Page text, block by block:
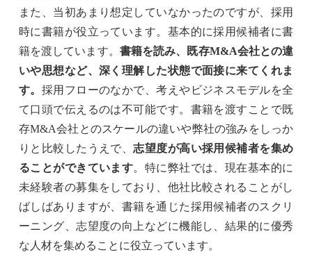
また、当初あまり想定していなかったのですが、採用
時に書籍が役立っています。基本的に採用候補者に書
籍を渡しています。 書籍を読み、既存M&A会社との違
いや思想など、深く理解した状態で面接に来てくれま
す。 採用フローのなかで、考えやビジネスモデルを全
て口頭で伝えるのは不可能です。書籍を渡すことで既
存M&A会社とのスケールの違いや弊社の強みをしっか
りと比較したうえで、志望度が高い採用候補者を集め
ることができています。特に弊社では、現在基本的に
未経験者の募集をしており、他社比較されることがし
ばしばありますが、書籍を通じた採用候補者のスクリ
ーニング、志望度の向上などに機能し、結果的に優秀
な人材を集めることに役立っています。